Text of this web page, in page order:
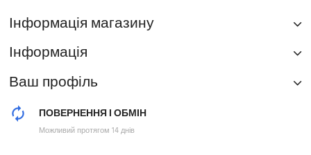
Інформація магазину
Інформація
Ваш профіль
ПОВЕРНЕННЯ І ОБМІН
Можливий протягом 14 днів